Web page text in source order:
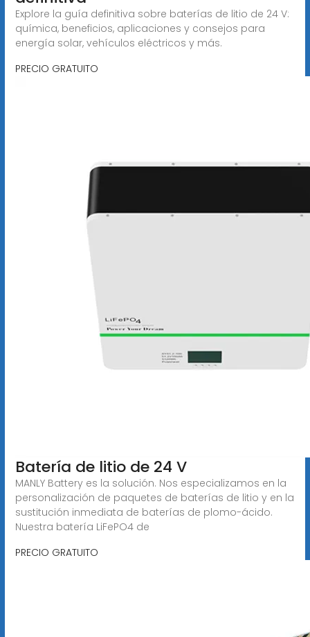
Explore la guía definitiva sobre baterías de litio de 24 V:
química, beneficios, aplicaciones y consejos para
energía solar, vehículos eléctricos y más.
PRECIO GRATUITO
Batería de litio de 24 V
MANLY Battery es la solución. Nos especializamos en la
personalización de paquetes de baterías de litio y en la
sustitución inmediata de baterías de plomo-ácido.
Nuestra batería LiFePO4 de
PRECIO GRATUITO